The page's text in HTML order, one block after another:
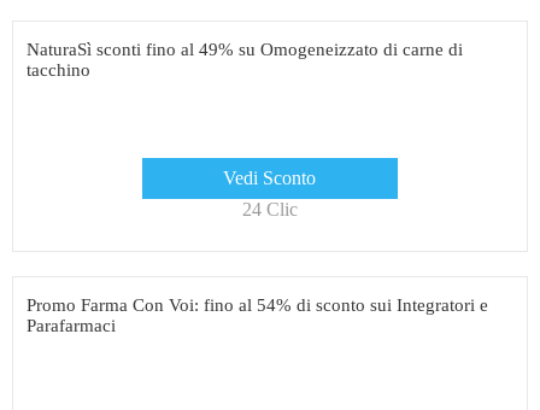
NaturaSì sconti fino al 49% su Omogeneizzato di carne di
tacchino
Vedi Sconto
24 Clic
Promo Farma Con Voi: fino al 54% di sconto sui Integratori e
Parafarmaci